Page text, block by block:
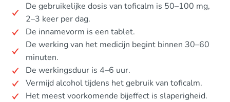
De gebruikelijke dosis van toficalm is 50–100 mg,
2–3 keer per dag.
De innamevorm is een tablet.
De werking van het medicijn begint binnen 30–60
minuten.
De werkingsduur is 4–6 uur.
Vermijd alcohol tijdens het gebruik van toficalm.
Het meest voorkomende bijeffect is slaperigheid.